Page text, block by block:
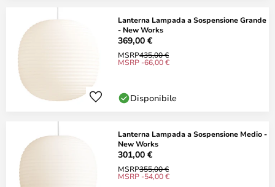
Lanterna Lampada a Sospensione Grande
- New Works
369,00 €
MSRP435,00 €
MSRP -66,00 €
Disponibile
Lanterna Lampada a Sospensione Medio -
New Works
301,00 €
MSRP355,00 €
MSRP -54,00 €